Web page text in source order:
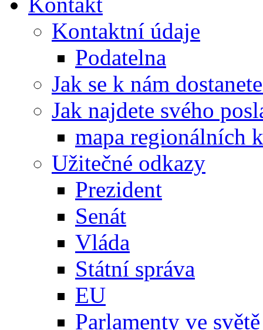
Kontaktní údaje
Podatelna
Jak se k nám
Jak najdete svého
mapa regionálních
Užitečné odkazy
Prezident
Senát
Vláda
Státní správa
EU
Parlamenty ve světě